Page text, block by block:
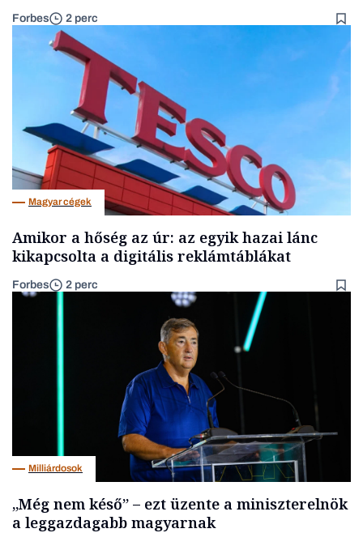
Forbes 2 perc
Magyar cégek
Amikor a hőség az úr: az egyik hazai lánc
kikapcsolta a digitális reklámtáblákat
Forbes 2 perc
Milliárdosok
„Még nem késő” – ezt üzente a miniszterelnök
a leggazdagabb magyarnak